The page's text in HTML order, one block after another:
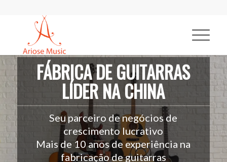
FÁBRICA DE GUITARRAS
LÍDER NA CHINA
Seu parceiro de negócios de
crescimento lucrativo
Mais de 10 anos de experiência na
fabricação de guitarras